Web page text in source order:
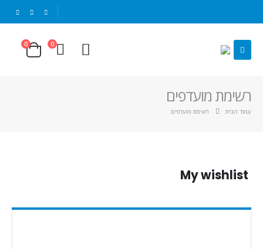
0
0
רשימת מועדפים
עמוד הבית רשימת מועדפים
My wishlist